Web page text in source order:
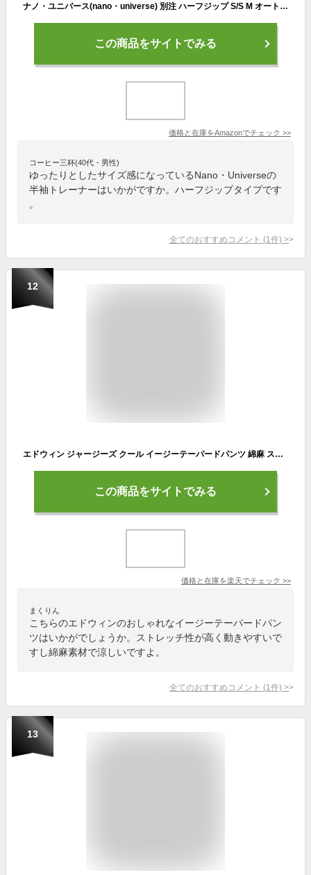
ナノ・ユニバース(nano・universe) 別注 ハーフジップ S/S M オートミール ＳＰＯＲＴＳ ＷＥＡＲ
この商品をサイトでみる
価格と在庫をAmazonでチェック >>
コーヒー三杯(40代・男性)
ゆったりとしたサイズ感になっているNano・Universeの
半袖トレーナーはいかがですか。ハーフジップタイプです
。
全てのおすすめコメント (1 件) >
12
エドウィン ジャージーズ クール イージーテーパードパンツ 綿麻 ストレッチ 春夏用 (JME32C) 涼しいパンツ メンズ ブランド カジュアル アメカジ EDWIN JERSEYS COOL 送料無料
この商品をサイトでみる
価格と在庫を楽天でチェック >>
まくりん
こちらのエドウィンのおしゃれなイージーテーパードパン
ツはいかがでしょうか。ストレッチ性が高く動きやすいで
すし綿麻素材で涼しいですよ。
全てのおすすめコメント (1 件) >
13